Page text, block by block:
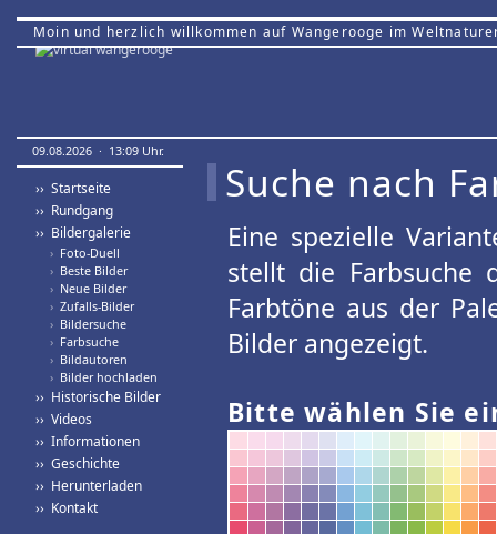
Moin und herzlich willkommen auf Wangerooge im
09.08.2026 · 13:09 Uhr.
›› Startseite
›› Rundgang
›› Bildergalerie
› Foto-Duell
› Beste Bilder
› Neue Bilder
› Zufalls-Bilder
› Bildersuche
› Farbsuche
› Bildautoren
› Bilder hochladen
›› Historische Bilder
›› Videos
›› Informationen
›› Geschichte
›› Herunterladen
›› Kontakt
Suche nach
Eine spezielle
stellt die Farbsuche
Farbtöne aus der
Bilder angezeigt.
Bitte wählen Sie